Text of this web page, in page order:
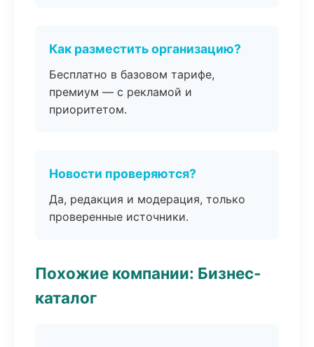
Как разместить организацию?
Бесплатно в базовом тарифе,
премиум — с рекламой и
приоритетом.
Новости проверяются?
Да, редакция и модерация, только
проверенные источники.
Похожие компании: Бизнес-
каталог